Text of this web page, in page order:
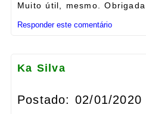
Muito útil, mesmo. Obrigada
Responder este comentário
Ka Silva
Postado: 02/01/